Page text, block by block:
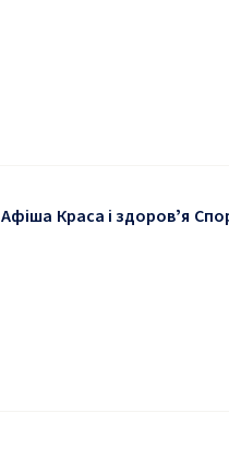
Афіша Краса і здоровʼя